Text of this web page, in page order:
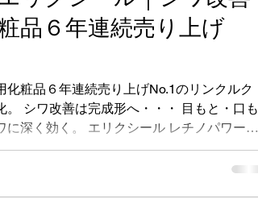
品６年連続売り上げ
化粧品６年連続売り上げNo.1のリンクルク
。 シワ改善は完成形へ・・・ 目もと・口も
に深く効く。 エリクシール レチノパワーリ
ムS 15g 6,490円（税込） 肌表面が硬くな
シワが進行するメカニズムに着目。...